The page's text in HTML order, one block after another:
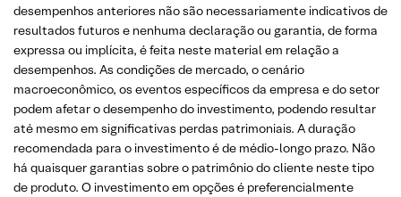
desempenhos anteriores não são necessariamente indicativos de
resultados futuros e nenhuma declaração ou garantia, de forma
expressa ou implícita, é feita neste material em relação a
desempenhos. As condições de mercado, o cenário
macroeconômico, os eventos específicos da empresa e do setor
podem afetar o desempenho do investimento, podendo resultar
até mesmo em significativas perdas patrimoniais. A duração
recomendada para o investimento é de médio-longo prazo. Não
há quaisquer garantias sobre o patrimônio do cliente neste tipo
de produto. O investimento em opções é preferencialmente